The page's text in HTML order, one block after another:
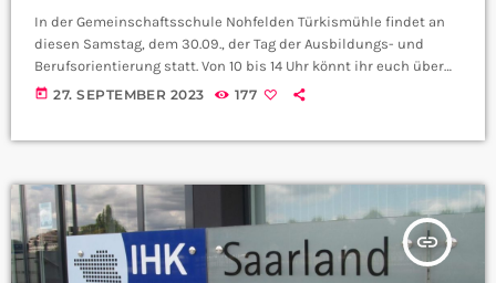
In der Gemeinschaftsschule Nohfelden Türkismühle findet an
diesen Samstag, dem 30.09., der Tag der Ausbildungs- und
Berufsorientierung statt. Von 10 bis 14 Uhr könnt ihr euch über
verschiedene Berufe von mehr als 60 Firmen beraten lassen.
today 27. SEPTEMBER 2023 177
insert_link